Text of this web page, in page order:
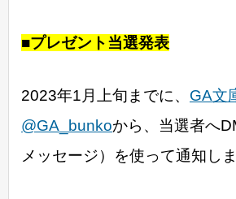
■プレゼント当選発表
2023年1月上旬までに、 GA文
@GA_bunkoから、当選者へ
メッセージ）を使って通知しま